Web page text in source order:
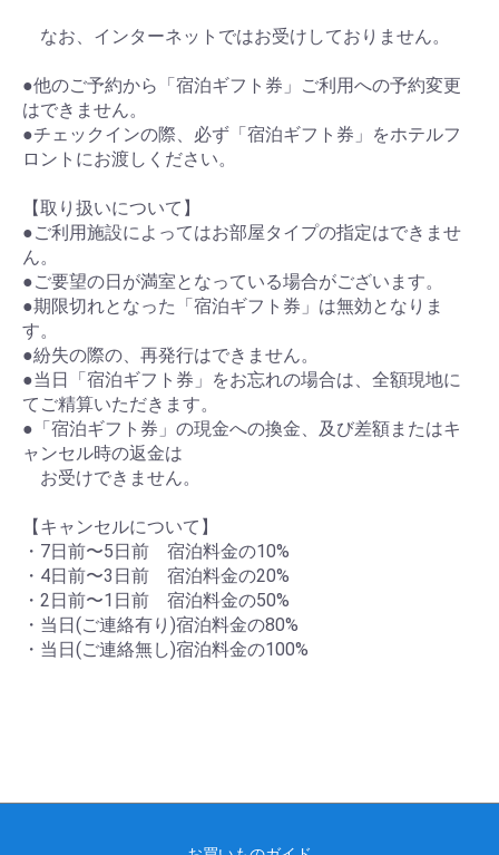
なお、インターネットではお受けしておりません。
●他のご予約から「宿泊ギフト券」ご利用への予約変更
はできません。
●チェックインの際、必ず「宿泊ギフト券」をホテルフ
ロントにお渡しください。
【取り扱いについて】
●ご利用施設によってはお部屋タイプの指定はできませ
ん。
●ご要望の日が満室となっている場合がございます。
●期限切れとなった「宿泊ギフト券」は無効となりま
す。
●紛失の際の、再発行はできません。
●当日「宿泊ギフト券」をお忘れの場合は、全額現地に
てご精算いただきます。
●「宿泊ギフト券」の現金への換金、及び差額またはキ
ャンセル時の返金は
お受けできません。
【キャンセルについて】
・7日前〜5日前 宿泊料金の10%
・4日前〜3日前 宿泊料金の20%
・2日前〜1日前 宿泊料金の50%
・当日(ご連絡有り)宿泊料金の80%
・当日(ご連絡無し)宿泊料金の100%